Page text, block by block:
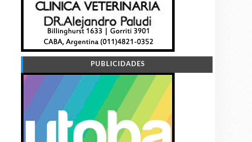
PUBLICIDADES